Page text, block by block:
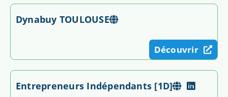
Dynabuy TOULOUSE
Découvrir
Entrepreneurs Indépendants [1D]